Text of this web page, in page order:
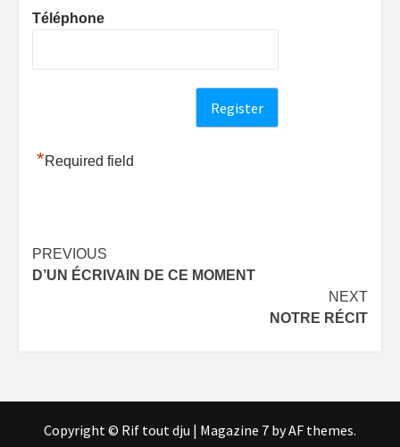
Téléphone
*Required field
Post
navigation
PREVIOUS
D’UN ÉCRIVAIN DE CE MOMENT
NEXT
NOTRE RÉCIT
Copyright © Rif tout dju | Magazine 7 by AF themes.